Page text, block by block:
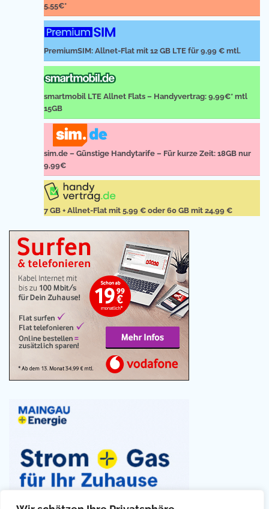
5,55€*
PremiumSIM: Allnet-Flat mit 12 GB LTE für 9,99 € mtl.
smartmobil LTE Allnet Flats – Handyvertrag: 9,99€* mtl
15GB
sim.de – Günstige Handytarife – Für kurze Zeit: 18GB nur
9,99€
7 GB + Allnet-Flat mit 5,99 € oder 60 GB mit 24,99 €